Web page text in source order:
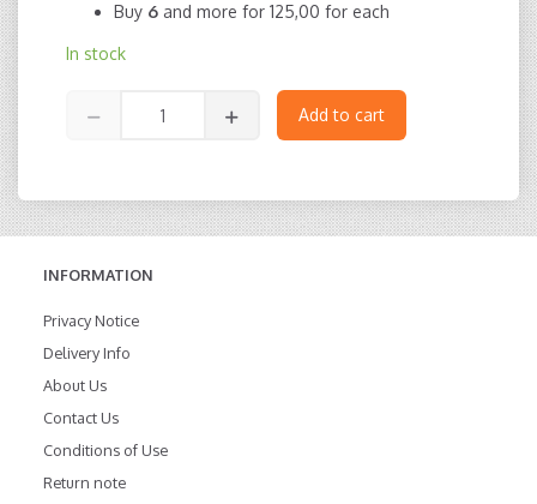
Buy 6 and more for 125,00 for each
In stock
Add to cart
INFORMATION
Privacy Notice
Delivery Info
About Us
Contact Us
Conditions of Use
Return note